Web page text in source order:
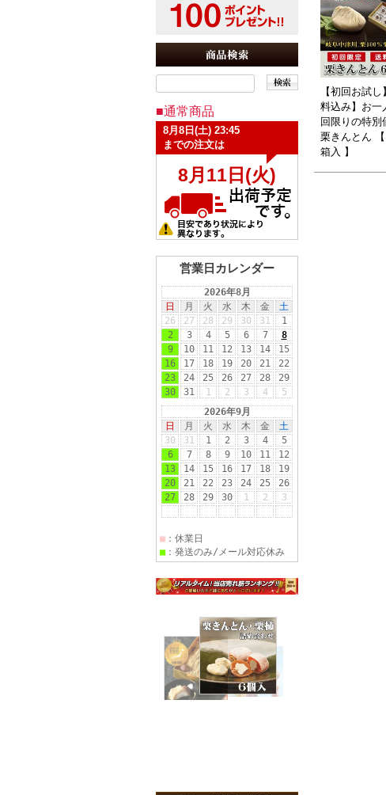
■通常商品
営業日カレンダー
【初回お試し
料込み】お一
回限りの特別
栗きんとん
箱入 】